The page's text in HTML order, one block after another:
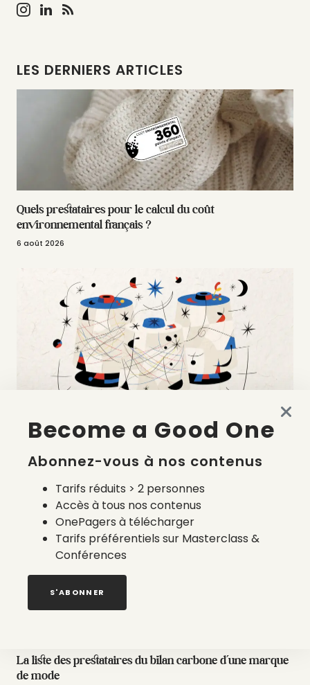
LES DERNIERS ARTICLES
Quels prestataires pour le calcul du coût
environnemental français ?
6 août 2026
Made in France en 2026 : accessible, semi-automatisé et
4 août 2026
La liste des prestataires du bilan carbone d’une marque
de mode
Become a Good One
Abonnez-vous à nos contenus
Tarifs réduits > 2 personnes
Accès à tous nos contenus
OnePagers à télécharger
Tarifs préférentiels sur Masterclass &
Conférences
S'ABONNER